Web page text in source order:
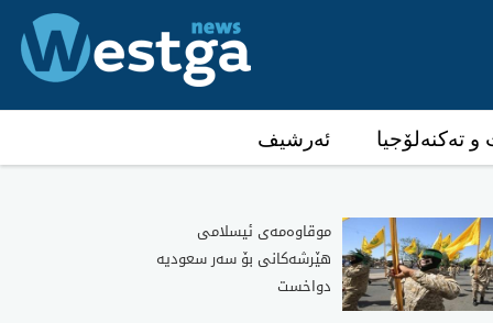
تەکنەلۆجیا ئەرشیف
موقاوەمەی ئیسلامی
هێرشەکانی بۆ سەر سعودیە
دواخست